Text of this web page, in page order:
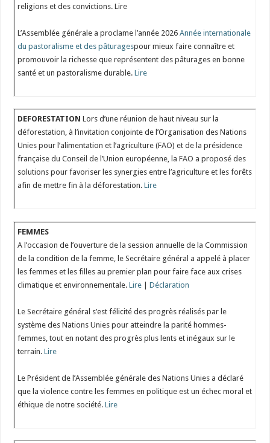
religions et des convictions. Lire
L’Assemblée générale a proclame l’année 2026Année internationale
du pastoralisme et des pâturagespour mieux faire connaître et
promouvoir la richesse que représentent des pâturages en bonne
santé et un pastoralisme durable.Lire
DEFORESTATION Lors d’une réunion de haut niveau sur la
déforestation, à l’invitation conjointe de l’Organisation des Nations
Unies pour l’alimentation et l’agriculture (FAO) et de la présidence
française du Conseil de l’Union européenne, la FAO a proposé des
solutions pour favoriser les synergies entre l’agriculture et les forêts
afin de mettre fin à la déforestation.Lire
FEMMES
A l’occasion de l’ouverture de la session annuelle de la Commission
de la condition de la femme, le Secrétaire général a appelé à placer
les femmes et les filles au premier plan pour faire face aux crises
climatique et environnementale.Lire |Déclaration
Le Secrétaire général s’est félicité des progrès réalisés par le
système des Nations Unies pour atteindre la parité hommes-
femmes, tout en notant des progrès plus lents et inégaux sur le
terrain.Lire
Le Président de l’Assemblée générale des Nations Unies a déclaré
que la violence contre les femmes en politique est un échec moral et
éthique de notre société.Lire